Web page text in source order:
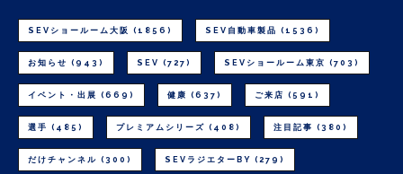
SEVショールーム大阪 (1856) SEV自動車製品 (1536)
お知らせ (943) SEV (727) SEVショールーム東京 (703)
イベント・出展 (669) 健康 (637) ご来店 (591)
選手 (485) プレミアムシリーズ (408) 注目記事 (380)
だけチャンネル (300) SEVラジエターBY (279)